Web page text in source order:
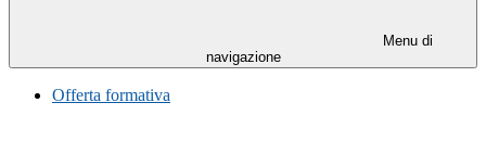
Menu di
navigazione
Offerta formativa